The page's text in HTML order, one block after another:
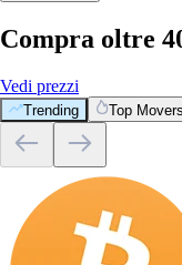
Compra oltre
Vedi prezzi
Trending Top Movers